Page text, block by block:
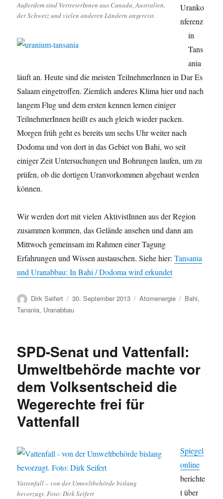
Außerdem sind VertreterInnen aus Canada, Australien,
der Schweiz und vielen anderen Ländern angereist.
Uranko
nferenz
in
Tans
ania
läuft an. Heute sind die meisten TeilnehmerInnen in Dar Es
Salaam eingetroffen. Ziemlich anderes Klima hier und nach
langem Flug und dem ersten kennen lernen einiger
TeilnehmerInnen heißt es auch gleich wieder packen.
Morgen früh geht es bereits um sechs Uhr weiter nach
Dodoma und von dort in das Gebiet von Bahi, wo seit
einiger Zeit Untersuchungen und Bohrungen laufen, um zu
prüfen, ob die dortigen Uranvorkommen abgebaut werden
können.
Wir werden dort mit vielen AktivistInnen aus der Region
zusammen kommen, das Gelände ansehen und dann am
Mittwoch gemeinsam im Rahmen einer Tagung
Erfahrungen und Wissen austauschen. Siehe hier:Tansania
und Uranabbau: In Bahi / Dodoma wird erkundet
Autor
Dirk Seifert
Veröffentlicht
am
30. September 2013 Kategorien
Atomenergie Schlagwörter
Bahi,
Tanania, Uranabbau
SPD-Senat und Vattenfall:
Umweltbehörde machte vor
dem Volksentscheid die
Wegerechte frei für
Vattenfall
Vattenfall – von der Umweltbehörde bislang
bevorzugt. Foto: Dirk Seifert
Spiegel
online
berichte
t über